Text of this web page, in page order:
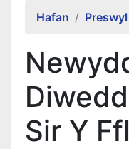
Hafan Preswyl
Sir Y